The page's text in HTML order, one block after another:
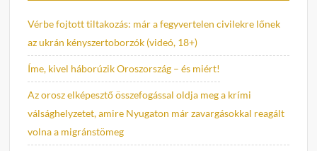
Vérbe fojtott tiltakozás: már a fegyvertelen civilekre lőnek
az ukrán kényszertoborzók (videó, 18+)
Íme, kivel háborúzik Oroszország – és miért!
Az orosz elképesztő összefogással oldja meg a krími
válsághelyzetet, amire Nyugaton már zavargásokkal reagált
volna a migránstömeg